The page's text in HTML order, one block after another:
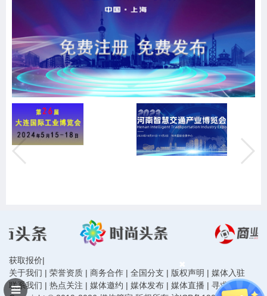
获取报价|
关于我们 | 荣誉资质 | 商务合作 | 全国分支 | 版权声明 | 媒体入驻
联系我们 | 热点关注 | 媒体邀约 | 媒体发布 | 媒体直播 | 寻求报道